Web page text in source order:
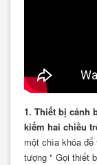
1. Thiết bị cảnh
kiếm hai chiều
một chìa khóa
tượng " Gọi thiết